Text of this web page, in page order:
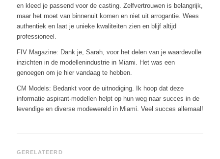
en kleed je passend voor de casting. Zelfvertrouwen is belangrijk,
maar het moet van binnenuit komen en niet uit arrogantie. Wees
authentiek en laat je unieke kwaliteiten zien en blijf altijd
professioneel.
FIV Magazine: Dank je, Sarah, voor het delen van je waardevolle
inzichten in de modellenindustrie in Miami. Het was een
genoegen om je hier vandaag te hebben.
CM Models: Bedankt voor de uitnodiging. Ik hoop dat deze
informatie aspirant-modellen helpt op hun weg naar succes in de
levendige en diverse modewereld in Miami. Veel succes allemaal!
GERELATEERD